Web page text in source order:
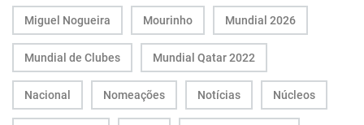
Miguel Nogueira Mourinho Mundial 2026
Mundial de Clubes Mundial Qatar 2022
Nacional Nomeações Notícias Núcleos